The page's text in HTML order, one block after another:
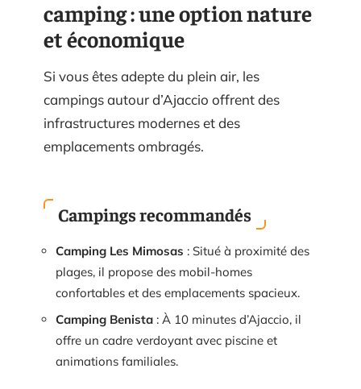
camping : une option nature
et économique
Si vous êtes adepte du plein air, les
campings autour d’Ajaccio offrent des
infrastructures modernes et des
emplacements ombragés.
Campings recommandés
Camping Les Mimosas : Situé à proximité des
plages, il propose des mobil-homes
confortables et des emplacements spacieux.
Camping Benista : À 10 minutes d’Ajaccio, il
offre un cadre verdoyant avec piscine et
animations familiales.